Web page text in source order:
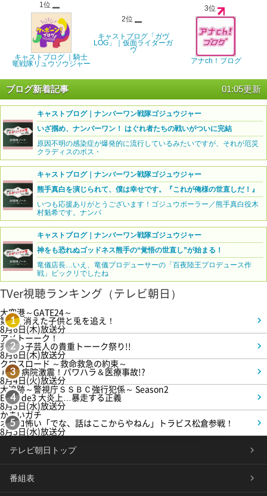
1位
キャストブログ ｜騎士
竜戦隊リュウソウジャー
2位
キャストブログ「ガヴ
LOG」｜仮面ライダーガ
ヴ
3位
アナch！ブログ
ブログ新着記事 01:05更新
キャストブログ｜ナンバーワン戦隊ゴジュウジャー
いざ掴め、ナンバーワン！ はぐれ者たちの戦いがついに完結
原因不明の感染症が爆発的に流行しているみたいですが、それが厄災
クラディスのボス・
キャストブログ｜ナンバーワン戦隊ゴジュウジャー
熊手真白を演じられて、僕は幸せです。『これが俺様の世直しだ！』
いつも応援ありがとうございます！ゴジュウポーラー／熊手真白役木
村魁希です。ナンバ
キャストブログ｜ナンバーワン戦隊ゴジュウジャー
神をも恐れぬゴッドネス熊手の“覚悟の世直し”が始まる！
竜儀店長…いえ、竜儀プロデューサーの「百夜陸王プロデュース作
戦」ビックリでしたね
TVer視聴ランキング（テレビ朝日）
1
大空港～GATE24～
第3話 消えた子供と兎を追え！
8月6日(木)放送分
2
アメトーーク！
売れっ子芸人の貴重トーーク祭り!!
8月6日(木)放送分
3
クロスロード ～救命救急の約束～
＃5 病院激震！パワハラ＆医療事故!?
8月4日(火)放送分
4
大追跡～警視庁ＳＳＢＣ強行犯係～ Season2
Episode3 大炎上…暴走する正義
8月5日(水)放送分
5
かまいガチ
オモロ怖い「でな、話はここからやねん」トラビス松倉参戦！
8月5日(水)放送分
テレビ朝日トップ
番組表